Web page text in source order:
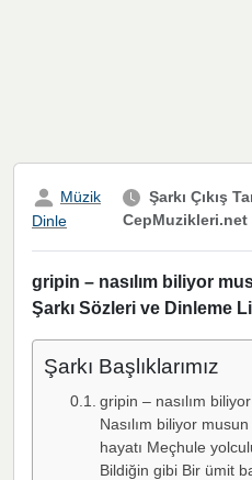
Müzik
Dinle
Şarkı Çıkış
CepMuzikleri.net
gripin – nasılım biliyor
Şarkı Sözleri ve Dinleme
Şarkı Başlıklarımız
gripin – nasılım
Nasılım biliyor musun
hayatı Meçhule
Bildiğin gibi Bir ümit